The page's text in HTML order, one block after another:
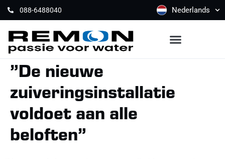
088-6488040 Nederlands
”De nieuwe
zuiveringsinstallatie
voldoet aan alle
beloften”